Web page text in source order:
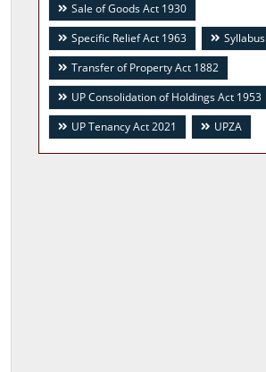
Sale of Goods Act 1930
Specific Relief Act 1963
Syllabus
Transfer of Property Act 1882
UP Consolidation of Holdings Act 1953
UP Tenancy Act 2021
UPZA